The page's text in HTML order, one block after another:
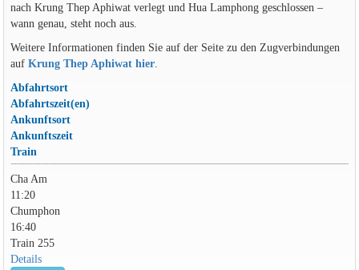
nach Krung Thep Aphiwat verlegt und Hua Lamphong geschlossen –
wann genau, steht noch aus.
Weitere Informationen finden Sie auf der Seite zu den Zugverbindungen
auf Krung Thep Aphiwat hier.
Abfahrtsort
Abfahrtszeit(en)
Ankunftsort
Ankunftszeit
Train
Cha Am
11:20
Chumphon
16:40
Train 255
Details